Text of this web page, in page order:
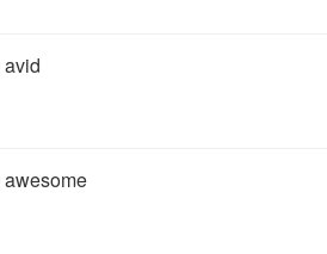
avid
awesome